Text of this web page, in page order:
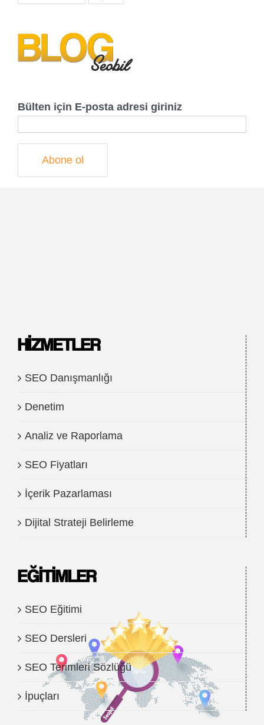
Bülten için E-posta adresi giriniz
HIZMETLER
SEO Danışmanlığı
Denetim
Analiz ve Raporlama
SEO Fiyatları
İçerik Pazarlaması
Dijital Strateji Belirleme
EĞITIMLER
SEO Eğitimi
SEO Dersleri
SEO Terimleri Sözlüğü
İpuçları